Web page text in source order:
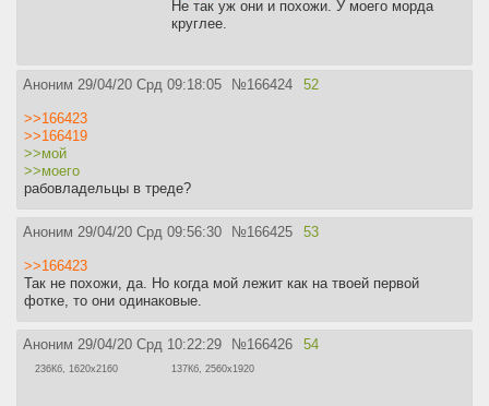
Не так уж они и похожи. У моего морда
круглее.
Аноним 29/04/20 Срд 09:18:05 №166424 52
>>166423
>>166419
>>мой
>>моего
рабовладельцы в треде?
Аноним 29/04/20 Срд 09:56:30 №166425 53
>>166423
Так не похожи, да. Но когда мой лежит как на твоей первой
фотке, то они одинаковые.
Аноним 29/04/20 Срд 10:22:29 №166426 54
236Кб, 1620x2160 137Кб, 2560x1920